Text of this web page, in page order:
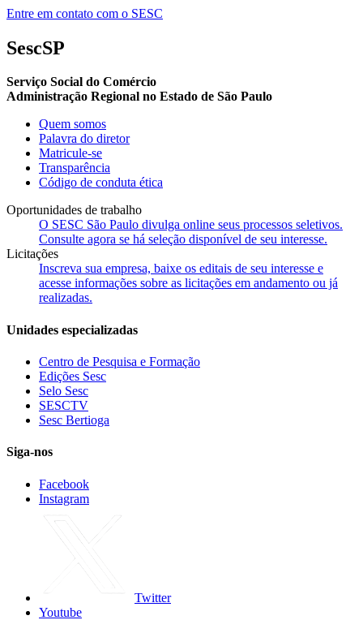
Entre em contato com o SESC
SescSP
Serviço Social do Comércio
Administração Regional no Estado de São Paulo
Quem somos
Palavra do diretor
Matricule-se
Transparência
Código de conduta ética
Oportunidades de trabalho
O SESC São Paulo divulga online seus processos seletivos.
Consulte agora se há seleção disponível de seu interesse.
Licitações
Inscreva sua empresa, baixe os editais de seu interesse e
acesse informações sobre as licitações em andamento ou já
realizadas.
Unidades especializadas
Centro de Pesquisa e Formação
Edições Sesc
Selo Sesc
SESCTV
Sesc Bertioga
Siga-nos
Facebook
Instagram
Twitter
Youtube